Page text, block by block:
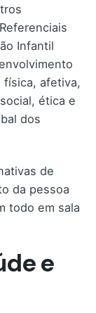
Infantil
física, afetiva,
ética e
dos
de
da pessoa
todo em sala
e